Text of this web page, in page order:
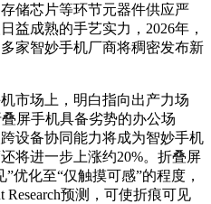
储芯片等环节元器件供应严
益成熟的手艺实力，2026年，
家智妙手机厂商将稠密发布新
场上，明白指向出产力场
屏手机具备劣势的办公场
设备协同能力将成为智妙手机
将进一步上涨约20%。折叠屏
优化至“仅触摸可感”的程度，
Research预测，可使折痕可见